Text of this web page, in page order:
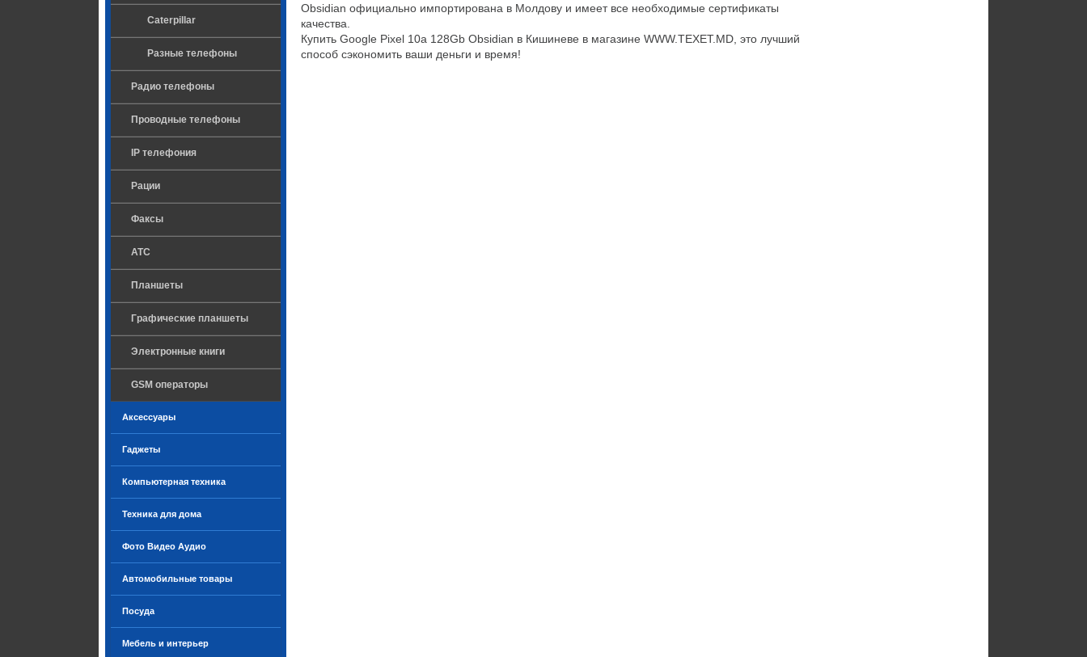
Caterpillar
Разные телефоны
Радио телефоны
Проводные телефоны
IP телефония
Рации
Факсы
ATC
Планшеты
Графические планшеты
Электронные книги
GSM операторы
Аксессуары
Гаджеты
Компьютерная техника
Техника для дома
Фото Видео Аудио
Автомобильные товары
Посуда
Мебель и интерьер
Obsidian официально импортирована в Молдову и имеет все необходимые сертификаты
качества.
Купить Google Pixel 10a 128Gb Obsidian в Кишиневе в магазине WWW.TEXET.MD, это лучший
способ сэкономить ваши деньги и время!